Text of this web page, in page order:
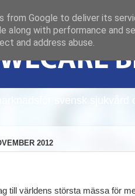
svensk sjukvård
2012
till världens största mässa för
from Google to deliver its
along with performance and
and address abuse.